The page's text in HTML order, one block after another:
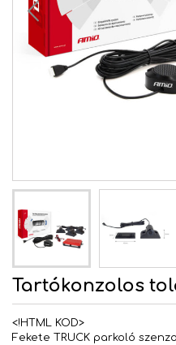
Tartókonzolos
<!HTML KOD>
Fekete TRUCK parkoló